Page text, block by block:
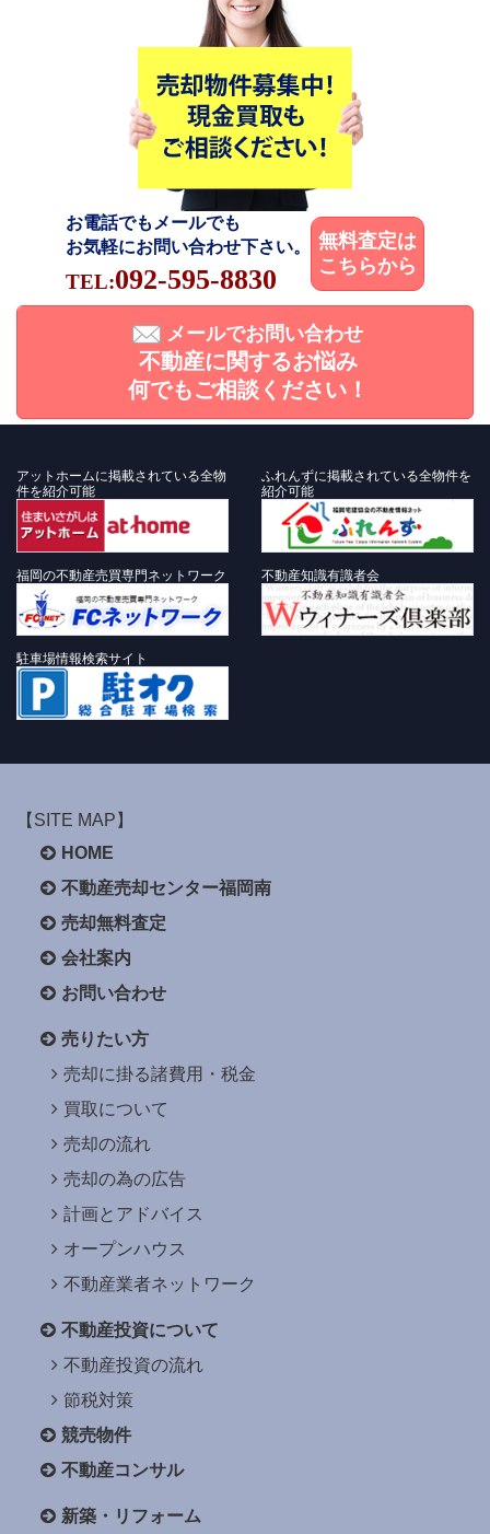
お電話でもメールでも
お気軽にお問い合わせ下さい。
TEL:092-595-8830
無料査定は
こちらから
メールでお問い合わせ
不動産に関するお悩み
何でもご相談ください！
アットホームに掲載されている全物
件を紹介可能
ふれんずに掲載されている全物件を
紹介可能
福岡の不動産売買専門ネットワーク 不動産知識有識者会
駐車場情報検索サイト
【SITE MAP】
HOME
不動産売却センター福岡南
売却無料査定
会社案内
お問い合わせ
売りたい方
売却に掛る諸費用・税金
買取について
売却の流れ
売却の為の広告
計画とアドバイス
オープンハウス
不動産業者ネットワーク
不動産投資について
不動産投資の流れ
節税対策
競売物件
不動産コンサル
新築・リフォーム